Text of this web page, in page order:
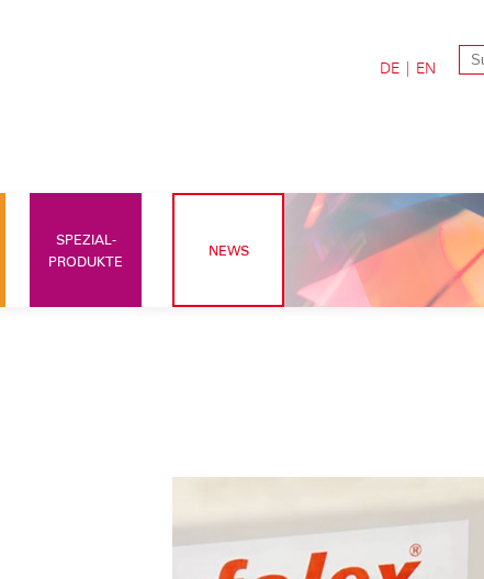
DE | EN
SPEZIAL-
PRODUKTE
NEWS